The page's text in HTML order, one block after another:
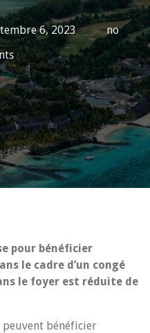
6, 2023
no
pour bénéficier
le cadre d’un congé
le foyer est réduite de
peuvent bénéficier